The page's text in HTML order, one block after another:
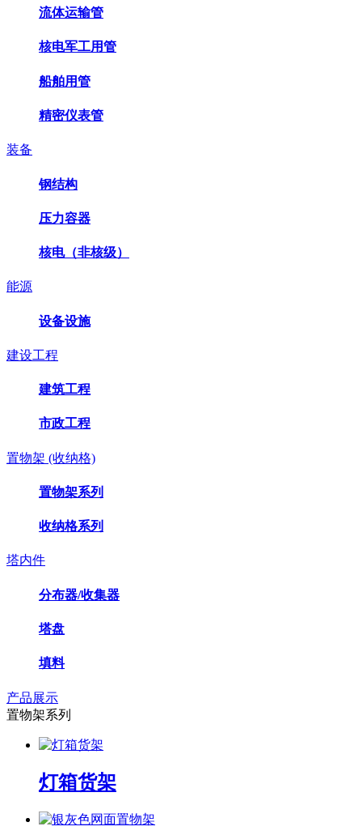
流体运输管
核电军工用管
船舶用管
精密仪表管
装备
钢结构
压力容器
核电（非核级）
能源
设备设施
建设工程
建筑工程
市政工程
置物架 (收纳格)
置物架系列
收纳格系列
塔内件
分布器/收集器
塔盘
填料
产品展示
置物架系列
灯箱货架